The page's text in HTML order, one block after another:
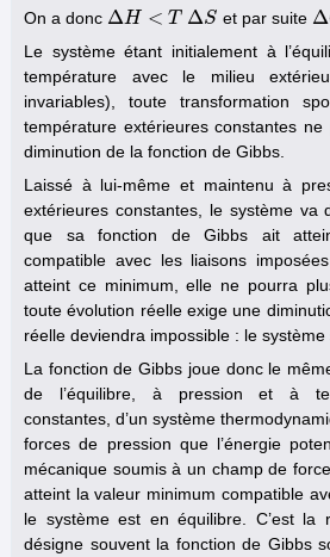
On a donc ΔH < T ΔS
ΔH< T Δ S et par suite Δ
Δ
Le système étant initialement à
température avec le milieu
invariables), toute transformation
température extérieures constantes ne
diminution de la fonction de Gibbs.
Laissé à lui-même et maintenu à
extérieures constantes, le système va
que sa fonction de Gibbs ait
compatible avec les liaisons
atteint ce minimum, elle ne pourra
toute évolution réelle exige une
réelle deviendra impossible : le
La fonction de Gibbs joue donc le
de l’équilibre, à pression et à
constantes, d’un système
forces de pression que l’énergie
mécanique soumis à un champ de
atteint la valeur minimum compatible
le système est en équilibre. C’est la
désigne souvent la fonction de Gibbs